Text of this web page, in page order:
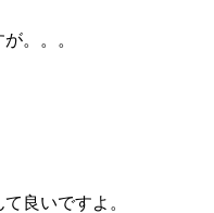
。。。
良いですよ。